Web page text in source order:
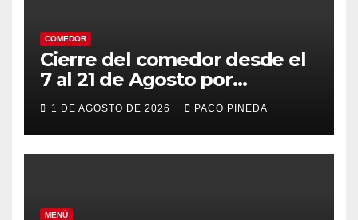
COMEDOR
Cierre del comedor desde el
7 al 21 de Agosto por
vacaciones
1 DE AGOSTO DE 2026 PACO PINEDA
MENÚ